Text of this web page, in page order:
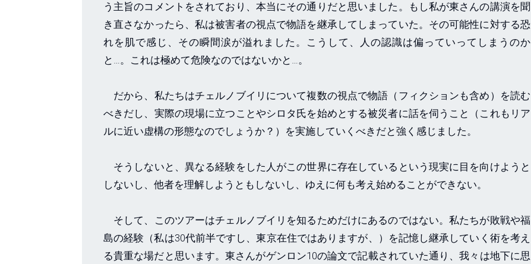
う主旨のコメントをされており、本当にその通りだと思いました。もし私が東さんの講演を聞
き直さなかったら、私は被害者の視点で物語を継承してしまっていた。その可能性に対する恐
れを肌で感じ、その瞬間涙が溢れました。こうして、人の認識は偏っていってしまうのか
と…。これは極めて危険なのではないかと…。
だから、私たちはチェルノブイリについて複数の視点で物語（フィクションも含め）を読む
べきだし、実際の現場に立つことやシロタ氏を始めとする被災者に話を伺うこと（これもリア
ルに近い虚構の形態なのでしょうか？）を実施していくべきだと強く感じました。
そうしないと、異なる経験をした人がこの世界に存在しているという現実に目を向けようと
しないし、他者を理解しようともしないし、ゆえに何も考え始めることができない。
そして、このツアーはチェルノブイリを知るためだけにあるのではない。私たちが敗戦や福
島の経験（私は30代前半ですし、東京在住ではありますが、）を記憶し継承していく術を考え
る貴重な場だと思います。東さんがゲンロン10の論文で記載されていた通り、我々は地下に思